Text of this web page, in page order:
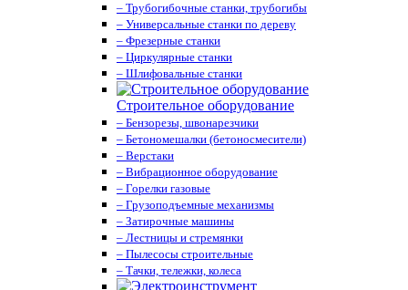
– Трубогибочные станки, трубогибы
– Универсальные станки по дереву
– Фрезерные станки
– Циркулярные станки
– Шлифовальные станки
Строительное оборудование
– Бензорезы, швонарезчики
– Бетономешалки (бетоносмесители)
– Верстаки
– Вибрационное оборудование
– Горелки газовые
– Грузоподъемные механизмы
– Затирочные машины
– Лестницы и стремянки
– Пылесосы строительные
– Тачки, тележки, колеса